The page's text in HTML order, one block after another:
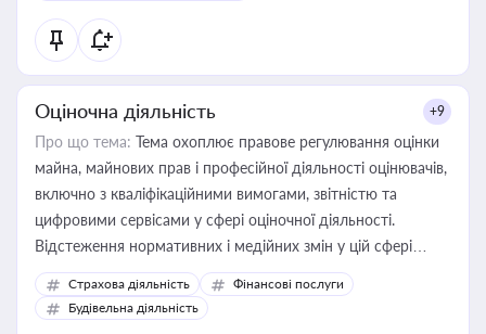
Оціночна діяльність +9
Про що тема: Тема охоплює правове регулювання оцінки
майна, майнових прав і професійної діяльності оцінювачів,
включно з кваліфікаційними вимогами, звітністю та
цифровими сервісами у сфері оціночної діяльності.
Відстеження нормативних і медійних змін у цій сфері
корисне для власника бізнесу, керівника, юриста або
бухгалтера під час оподаткування, приватизації, оренди
державного майна, корпоративних угод і перевірки
Страхова діяльність
Фінансові послуги
Будівельна діяльність